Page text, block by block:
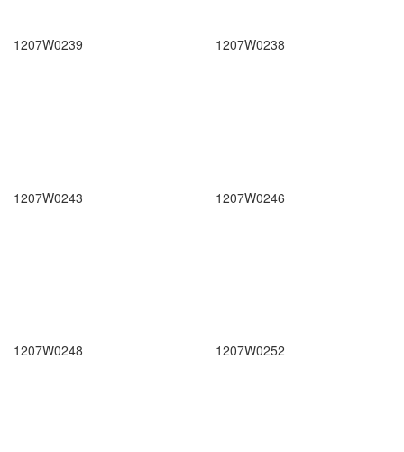
1207W0239 1207W0238
1207W0243 1207W0246
1207W0248 1207W0252